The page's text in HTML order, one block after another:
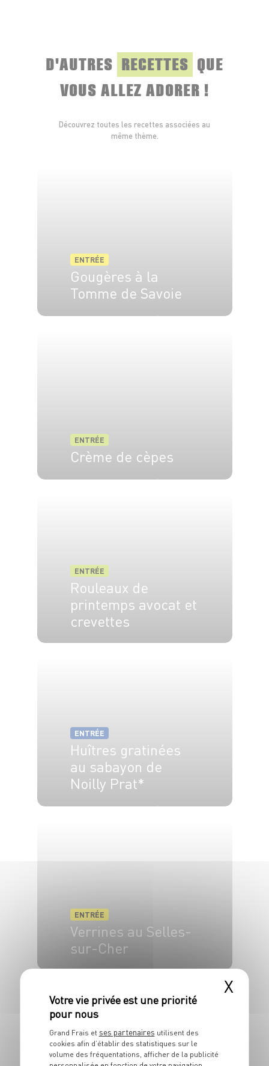
d’huile d’olive. Ajoutez des herbes fraîches.
Servez tel quel ou sur un lit de salade.
D'AUTRES RECETTES QUE
VOUS ALLEZ ADORER !
Découvrez toutes les recettes associées au
même thème.
ENTRÉE
Gougères à la
Tomme de Savoie
ENTRÉE
Crème de cèpes
ENTRÉE
Rouleaux de
printemps avocat et
crevettes
ENTRÉE
Huîtres gratinées
au sabayon de
Noilly Prat*
ENTRÉE
Verrines au Selles-
sur-Cher
X
Grand Frais et ses partenaires utilisent des
cookies afin d’établir des statistiques sur le
volume des fréquentations, afficher de la publicité